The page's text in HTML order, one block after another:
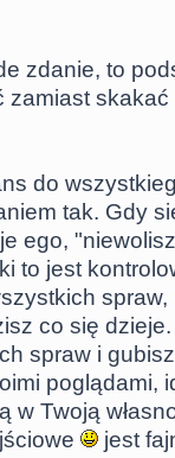
zdanie, to
skakać
do
tak. Gdy
ego,
to jest
co się
spraw i
poglądami,
w Twoją
jest